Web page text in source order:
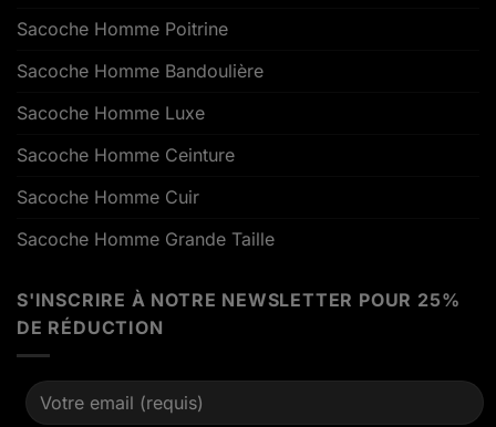
Sacoche Homme Poitrine
Sacoche Homme Bandoulière
Sacoche Homme Luxe
Sacoche Homme Ceinture
Sacoche Homme Cuir
Sacoche Homme Grande Taille
S'INSCRIRE À NOTRE NEWSLETTER POUR 25%
DE RÉDUCTION